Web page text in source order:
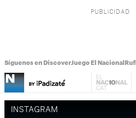
Síguenos en DiscoverJuego El Nacional
INSTAGRAM